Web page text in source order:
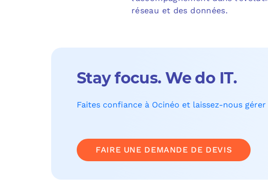
réseau et des données.
Stay focus. We do IT.
Faites confiance à Ocinéo et laissez-nous gérer
FAIRE UNE DEMANDE DE DEVIS